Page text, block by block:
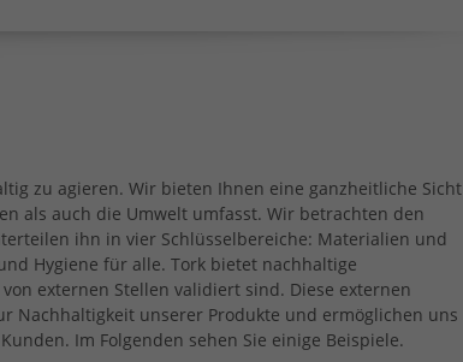
zu agieren. Wir bieten Ihnen eine ganzheitliche Sicht
als auch die Umwelt umfasst. Wir betrachten den
ihn in vier Schlüsselbereiche: Materialien und
Hygiene für alle. Tork bietet nachhaltige
externen Stellen validiert sind. Diese externen
Nachhaltigkeit unserer Produkte und ermöglichen uns
Im Folgenden sehen Sie einige Beispiele.